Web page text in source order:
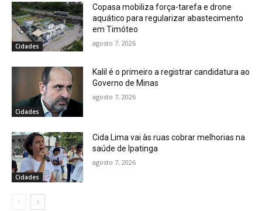
Cidades
Copasa mobiliza força-tarefa e drone
aquático para regularizar abastecimento
em Timóteo
agosto 7, 2026
Cidades
Kalil é o primeiro a registrar candidatura ao
Governo de Minas
agosto 7, 2026
Cidades
Cida Lima vai às ruas cobrar melhorias na
saúde de Ipatinga
agosto 7, 2026